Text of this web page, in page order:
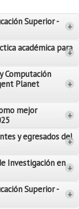
Superior -
+
académica para
+
Computación
Planet
+
mejor
+
y egresados del
+
Investigación en +
Superior -
+